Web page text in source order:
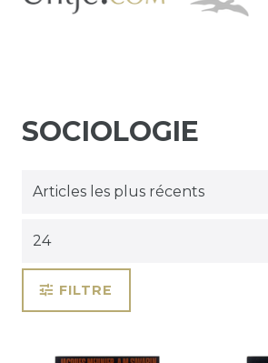
SOCIOLOGIE
FILTRE